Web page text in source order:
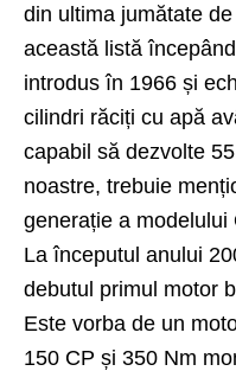
din ultima jumătate
această listă
introdus în 1966 și
cilindri răciți cu apă
capabil să dezvolte
noastre, trebuie
generație a modelului
La începutul anului
debutul primul motor
Este vorba de un
150 CP și 350 Nm